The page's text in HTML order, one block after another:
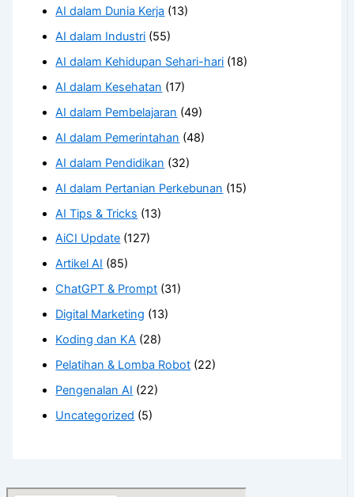
AI dalam Dunia Kerja (13)
AI dalam Industri (55)
AI dalam Kehidupan Sehari-hari (18)
AI dalam Kesehatan (17)
AI dalam Pembelajaran (49)
AI dalam Pemerintahan (48)
AI dalam Pendidikan (32)
AI dalam Pertanian Perkebunan (15)
AI Tips & Tricks (13)
AiCI Update (127)
Artikel AI (85)
ChatGPT & Prompt (31)
Digital Marketing (13)
Koding dan KA (28)
Pelatihan & Lomba Robot (22)
Pengenalan AI (22)
Uncategorized (5)